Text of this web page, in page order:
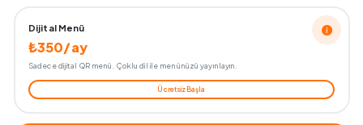
Dijital Menü
₺350/ay
Sadece dijital QR menü. Çoklu dil ile menünüzü yayınlayın.
Ücretsiz Başla